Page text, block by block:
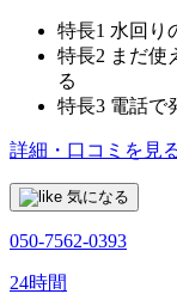
特長1 水回り
特長2 まだ使
る
特長3 電話で
詳細・口コミを見
気になる
050-7562-0393
24時間